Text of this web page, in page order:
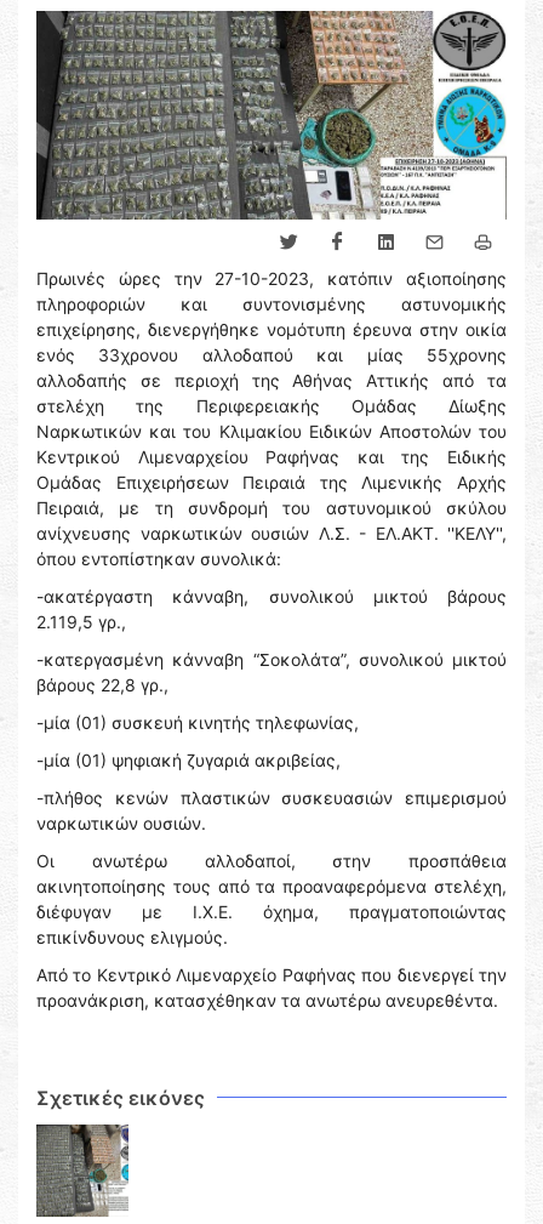
Πρωινές ώρες την 27-10-2023, κατόπιν αξιοποίησης
πληροφοριών και συντονισμένης αστυνομικής
επιχείρησης, διενεργήθηκε νομότυπη έρευνα στην οικία
ενός 33χρονου αλλοδαπού και μίας 55χρονης
αλλοδαπής σε περιοχή της Αθήνας Αττικής από τα
στελέχη της Περιφερειακής Ομάδας Δίωξης
Ναρκωτικών και του Κλιμακίου Ειδικών Αποστολών του
Κεντρικού Λιμεναρχείου Ραφήνας και της Ειδικής
Ομάδας Επιχειρήσεων Πειραιά της Λιμενικής Αρχής
Πειραιά, με τη συνδρομή του αστυνομικού σκύλου
ανίχνευσης ναρκωτικών ουσιών Λ.Σ. - ΕΛ.ΑΚΤ. ''ΚΕΛΥ'',
όπου εντοπίστηκαν συνολικά:
-ακατέργαστη κάνναβη, συνολικού μικτού βάρους
2.119,5 γρ.,
-κατεργασμένη κάνναβη “Σοκολάτα”, συνολικού μικτού
βάρους 22,8 γρ.,
-μία (01) συσκευή κινητής τηλεφωνίας,
-μία (01) ψηφιακή ζυγαριά ακριβείας,
-πλήθος κενών πλαστικών συσκευασιών επιμερισμού
ναρκωτικών ουσιών.
Οι ανωτέρω αλλοδαποί, στην προσπάθεια
ακινητοποίησης τους από τα προαναφερόμενα στελέχη,
διέφυγαν με Ι.Χ.Ε. όχημα, πραγματοποιώντας
επικίνδυνους ελιγμούς.
Από το Κεντρικό Λιμεναρχείο Ραφήνας που διενεργεί την
προανάκριση, κατασχέθηκαν τα ανωτέρω ανευρεθέντα.
Σχετικές εικόνες